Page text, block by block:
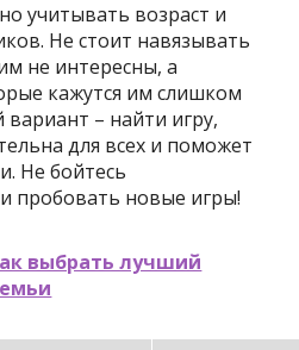
учитывать возраст и
Не стоит навязывать
не интересны, а
кажутся им слишком
– найти игру,
для всех и поможет
Не бойтесь
пробовать новые игры!
выбрать лучший